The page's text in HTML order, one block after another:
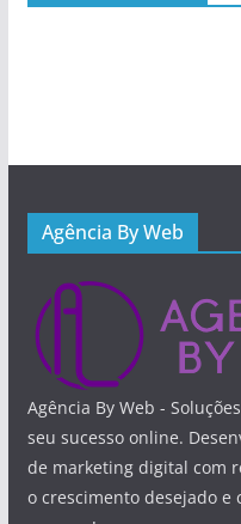
Agência By Web
Agência By Web -
seu sucesso online.
de marketing digital com
o crescimento desejado